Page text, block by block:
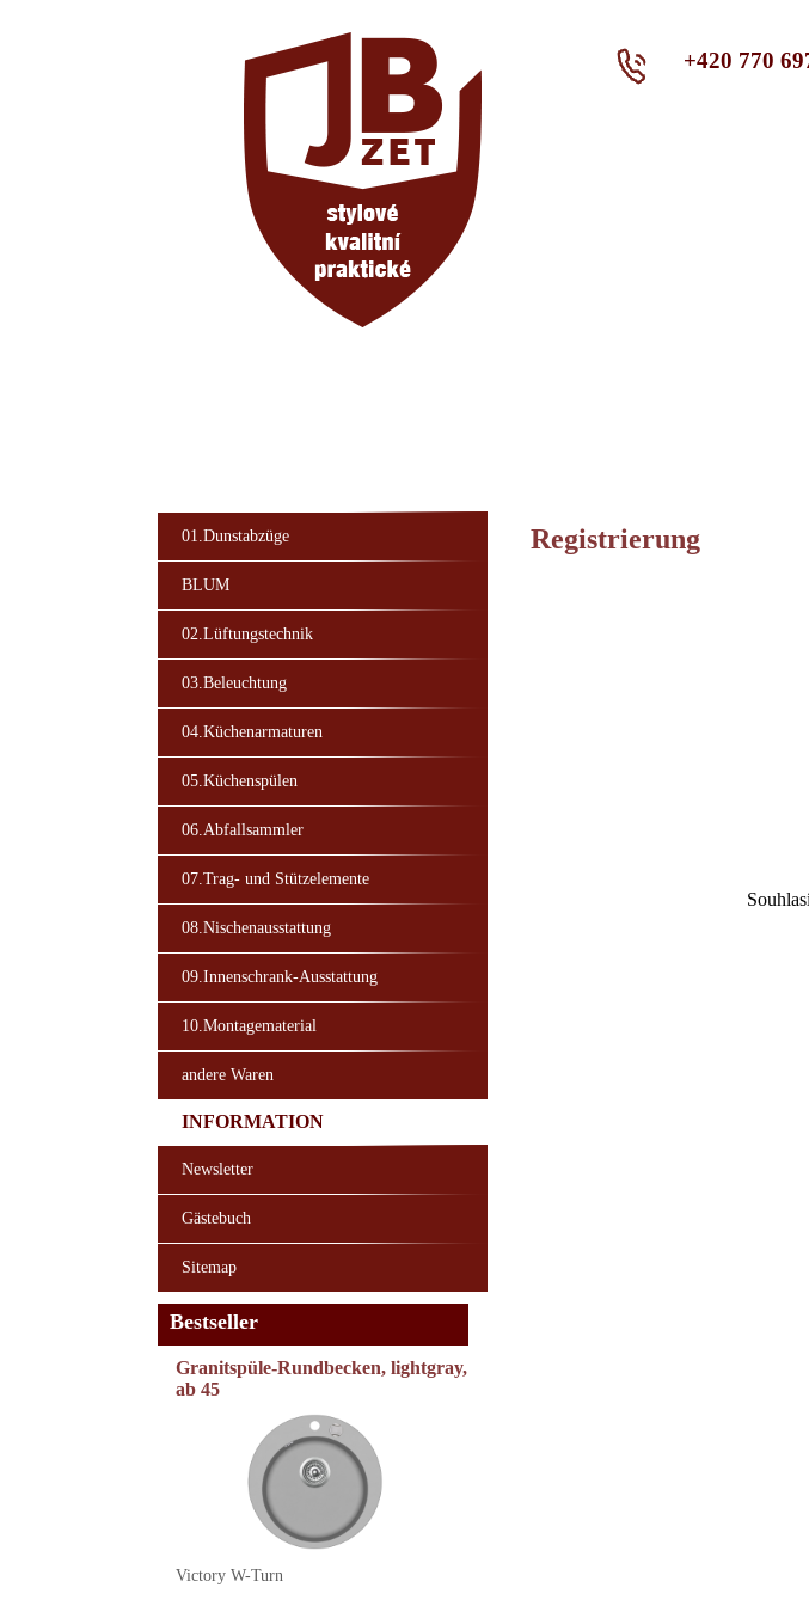
Registrierung
01.Dunstabzüge
BLUM
02.Lüftungstechnik
03.Beleuchtung
04.Küchenarmaturen
05.Küchenspülen
06.Abfallsammler
07.Trag- und Stützelemente
08.Nischenausstattung
09.Innenschrank-Ausstattung
10.Montagematerial
andere Waren
INFORMATION
Newsletter
Gästebuch
Sitemap
Bestseller
Granitspüle-Rundbecken, lightgray,
ab 45
Victory W-Turn
+420 770